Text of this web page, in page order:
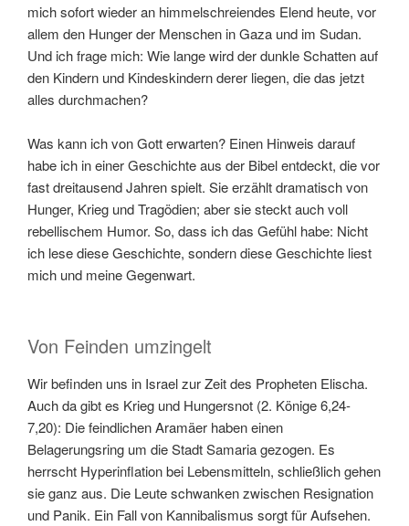
mich sofort wieder an himmelschreiendes Elend heute, vor
allem den Hunger der Menschen in Gaza und im Sudan.
Und ich frage mich: Wie lange wird der dunkle Schatten auf
den Kindern und Kindeskindern derer liegen, die das jetzt
alles durchmachen?
Was kann ich von Gott erwarten? Einen Hinweis darauf
habe ich in einer Geschichte aus der Bibel entdeckt, die vor
fast dreitausend Jahren spielt. Sie erzählt dramatisch von
Hunger, Krieg und Tragödien; aber sie steckt auch voll
rebellischem Humor. So, dass ich das Gefühl habe: Nicht
ich lese diese Geschichte, sondern diese Geschichte liest
mich und meine Gegenwart.
Von Feinden umzingelt
Wir befinden uns in Israel zur Zeit des Propheten Elischa.
Auch da gibt es Krieg und Hungersnot (2. Könige 6,24-
7,20): Die feindlichen Aramäer haben einen
Belagerungsring um die Stadt Samaria gezogen. Es
herrscht Hyperinflation bei Lebensmitteln, schließlich gehen
sie ganz aus. Die Leute schwanken zwischen Resignation
und Panik. Ein Fall von Kannibalismus sorgt für Aufsehen.